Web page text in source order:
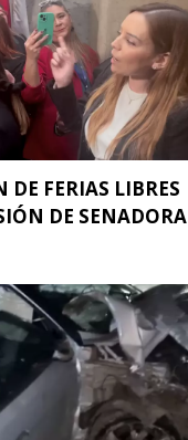
DE FERIAS LIBRES
DE SENADORA